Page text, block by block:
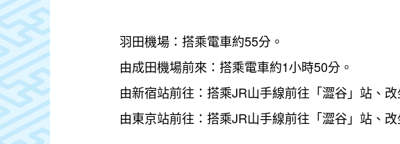
羽田機場：搭乘電車約55分。
由成田機場前來：搭乘電車約1小時50分。
由新宿站前往：搭乘JR山手線前往「澀谷」站、
由東京站前往：搭乘JR山手線前往「澀谷」站、